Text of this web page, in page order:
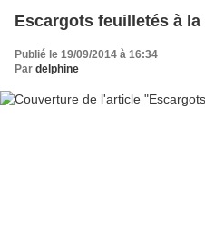
Escargots feuilletés à la
Publié le 19/09/2014 à 16:34
Par delphine